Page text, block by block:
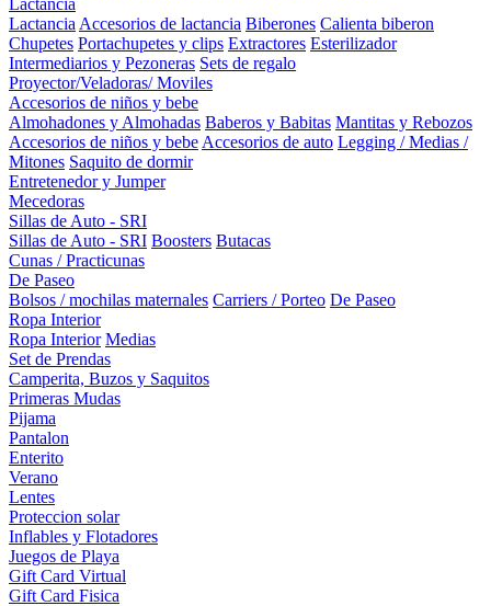
Lactancia
Lactancia Accesorios de lactancia Biberones Calienta biberon
Chupetes Portachupetes y clips Extractores Esterilizador
Intermediarios y Pezoneras Sets de regalo
Proyector/Veladoras/ Moviles
Accesorios de niños y bebe
Almohadones y Almohadas Baberos y Babitas Mantitas y Rebozos
Accesorios de niños y bebe Accesorios de auto Legging / Medias /
Mitones Saquito de dormir
Entretenedor y Jumper
Mecedoras
Sillas de Auto - SRI
Sillas de Auto - SRI Boosters Butacas
Cunas / Practicunas
De Paseo
Bolsos / mochilas maternales Carriers / Porteo De Paseo
Ropa Interior
Ropa Interior Medias
Set de Prendas
Camperita, Buzos y Saquitos
Primeras Mudas
Pijama
Pantalon
Enterito
Verano
Lentes
Proteccion solar
Inflables y Flotadores
Juegos de Playa
Gift Card Virtual
Gift Card Fisica